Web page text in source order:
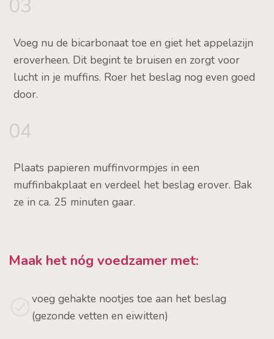
03
Voeg nu de bicarbonaat toe en giet het appelazijn
eroverheen. Dit begint te bruisen en zorgt voor
lucht in je muffins. Roer het beslag nog even goed
door.
04
Plaats papieren muffinvormpjes in een
muffinbakplaat en verdeel het beslag erover. Bak
ze in ca. 25 minuten gaar.
Maak het nóg voedzamer met:
voeg gehakte nootjes toe aan het beslag
(gezonde vetten en eiwitten)